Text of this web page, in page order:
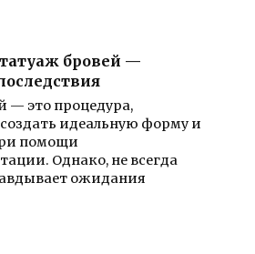
бровей —
— это процедура,
идеальную форму и
помощи
Однако, не всегда
ожидания